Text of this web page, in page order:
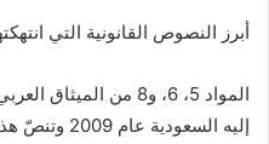
أبرز النصوص القانونية التي
المواد 5، 6، و8 من
إليه السعودية عام 2009 وتنصّ هذا المواد على: